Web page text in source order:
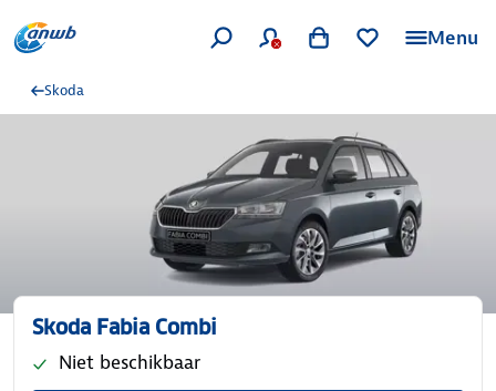
Menu
Skoda
Skoda Fabia Combi
Niet beschikbaar